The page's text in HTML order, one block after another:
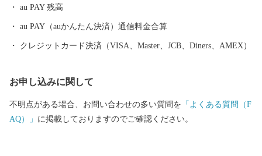
要：受領書およびワンストップ特例申請書について】 ・受領書お
よびワンストップ特例申請書は、寄附から約１カ月後に発送致し
ます。 ・ワンストップ特例申請書をお急ぎの方は、「玉名市から
名市ふるさと納税事務局 (9:00～18:00、土日祝・年末年始除く) ◇
au PAY 残高
au PAY（auかんたん決済）通信料金合算
クレジットカード決済（VISA、Master、JCB、Diners、AMEX）
お申し込みに関して
不明点がある場合、お問い合わせの多い質問を 「よくある質問（F
AQ）」 に掲載しておりますのでご確認ください。